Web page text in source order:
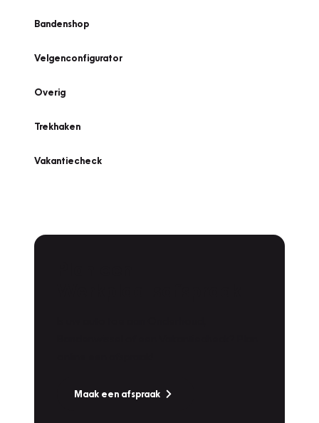
Bandenshop
Velgenconfigurator
Overig
Trekhaken
Vakantiecheck
Maak een afspraak